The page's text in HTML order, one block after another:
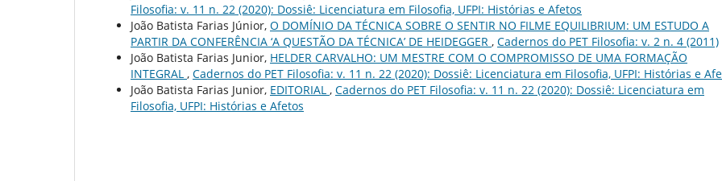
Filosofia: v. 11 n. 22 (2020): Dossiê: Licenciatura em Filosofia, UFPI: Histórias e Afetos
João Batista Farias Júnior, O DOMÍNIO DA TÉCNICA SOBRE O SENTIR NO FILME EQUILIBRIUM: UM ESTUDO A
PARTIR DA CONFERÊNCIA ‘A QUESTÃO DA TÉCNICA’ DE HEIDEGGER , Cadernos do PET Filosofia: v. 2 n. 4 (2011)
João Batista Farias Junior, HELDER CARVALHO: UM MESTRE COM O COMPROMISSO DE UMA FORMAÇÃO
INTEGRAL , Cadernos do PET Filosofia: v. 11 n. 22 (2020): Dossiê: Licenciatura em Filosofia, UFPI: Histórias e
João Batista Farias Junior, EDITORIAL , Cadernos do PET Filosofia: v. 11 n. 22 (2020): Dossiê: Licenciatura em
Filosofia, UFPI: Histórias e Afetos